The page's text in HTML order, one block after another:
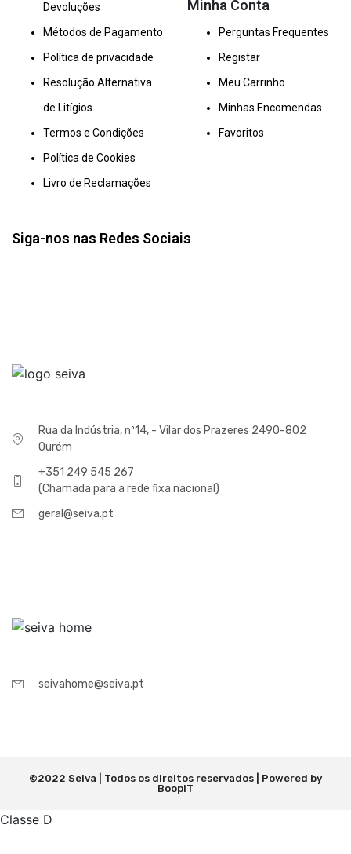
Devoluções
Métodos de Pagamento
Política de privacidade
Resolução Alternativa
de Litígios
Termos e Condições
Política de Cookies
Livro de Reclamações
Minha Conta
Perguntas Frequentes
Registar
Meu Carrinho
Minhas Encomendas
Favoritos
Siga-nos nas Redes Sociais
Rua da Indústria, nº14, - Vilar dos Prazeres 2490-802
Ourém
+351 249 545 267
(Chamada para a rede fixa nacional)
geral@seiva.pt
seivahome@seiva.pt
©2022 Seiva | Todos os direitos reservados | Powered by
BoopIT
Classe D